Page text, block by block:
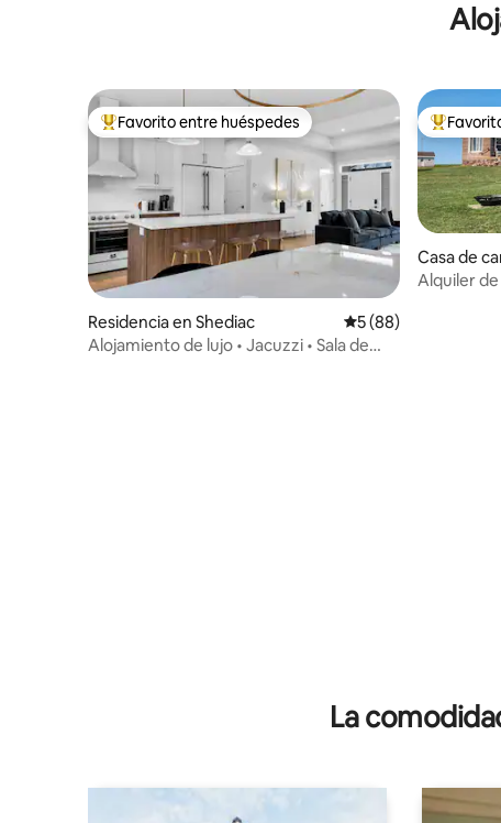
De los mejores en Favorito entre huéspedes
Favorito entre huéspedes
Residencia en Shediac Calificación
5 (88)
Alojamiento de lujo • Jacuzzi • Sala de
De los
Casa de
Alquiler de
La